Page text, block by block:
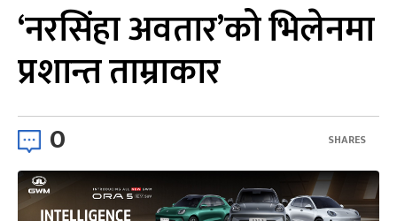
‘नरसिंहा अवतार’को भिलेनमा
प्रशान्त ताम्राकार
0 SHARES